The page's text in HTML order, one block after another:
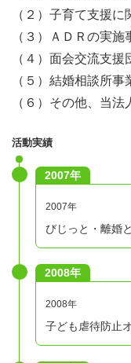
（２）子育て支援に
（３）ＡＤＲの実施
（４）面会交流支
（５）結婚相談所事
（６）その他、当
活動実績
2007年
2007年
びじっと・離婚
2008年
2008年
子ども虐待防止